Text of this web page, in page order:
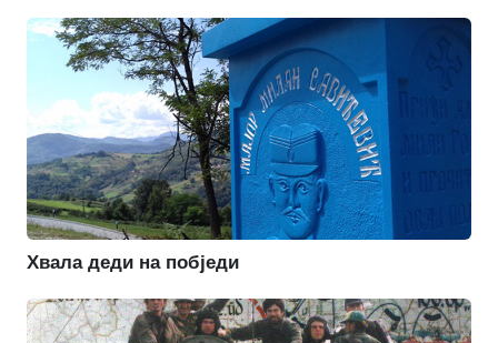
Хвала деди на побједи